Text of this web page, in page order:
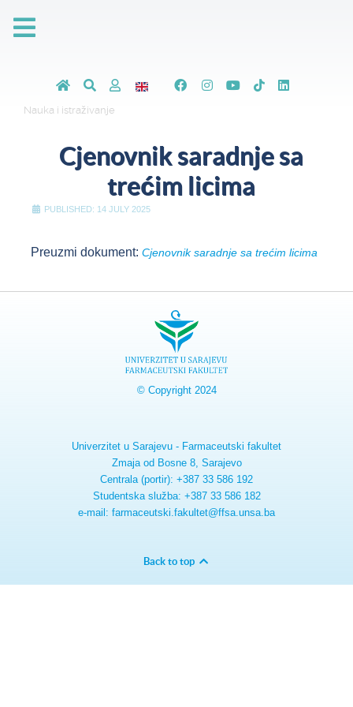
Nauka i istraživanje
Cjenovnik saradnje sa
trećim licima
PUBLISHED: 14 JULY 2025
Preuzmi dokument: Cjenovnik saradnje sa trećim licima
© Copyright 2024
Univerzitet u Sarajevu - Farmaceutski fakultet
Zmaja od Bosne 8, Sarajevo
Centrala (portir): +387 33 586 192
Studentska služba: +387 33 586 182
e-mail: farmaceutski.fakultet@ffsa.unsa.ba
Back to top